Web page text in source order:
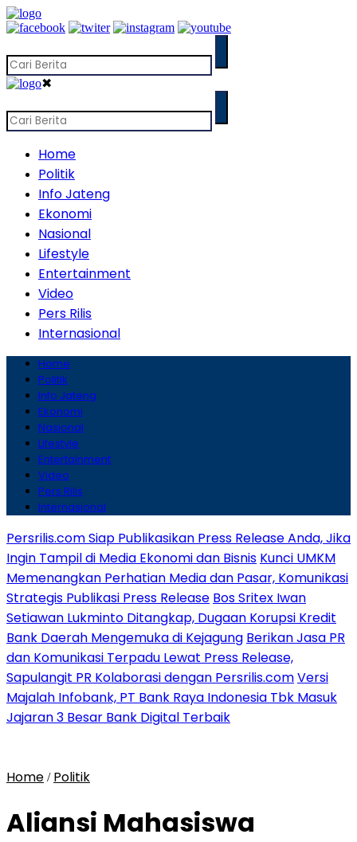
✖
Home
Politik
Info Jateng
Ekonomi
Nasional
Lifestyle
Entertainment
Video
Pers Rilis
Internasional
Home
Politik
Info Jateng
Ekonomi
Nasional
Lifestyle
Entertainment
Video
Pers Rilis
Internasional
Persrilis.com Siap Publikasikan Press Release Anda, Jika
Ingin Tampil di Media Ekonomi dan Bisnis Kunci UMKM
Memenangkan Perhatian Media dan Pasar, Komunikasi
Strategis Publikasi Press Release Bos Sritex Iwan
Setiawan Lukminto Ditangkap, Dugaan Korupsi Kredit
Bank Daerah Mengemuka di Kejagung Berikan Jasa PR
dan Komunikasi Terpadu Lewat Press Release,
Sapulangit PR Kolaborasi dengan Persrilis.comVersi
Majalah Infobank, PT Bank Raya Indonesia Tbk Masuk
Jajaran 3 Besar Bank Digital Terbaik
Home / Politik
Aliansi Mahasiswa